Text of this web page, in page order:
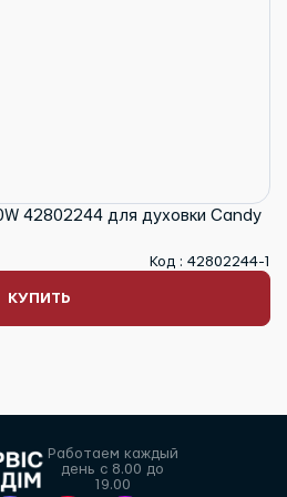
42802244 для духовки Candy
Код : 42802244-1
КУПИТЬ
Работаем каждый
день с 8.00 до
19.00